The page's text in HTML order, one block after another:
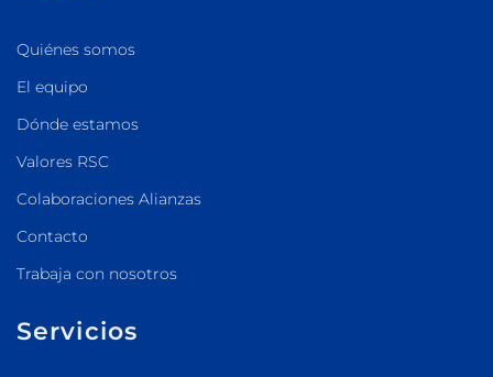
Quiénes somos
El equipo
Dónde estamos
Valores RSC
Colaboraciones Alianzas
Contacto
Trabaja con nosotros
Servicios